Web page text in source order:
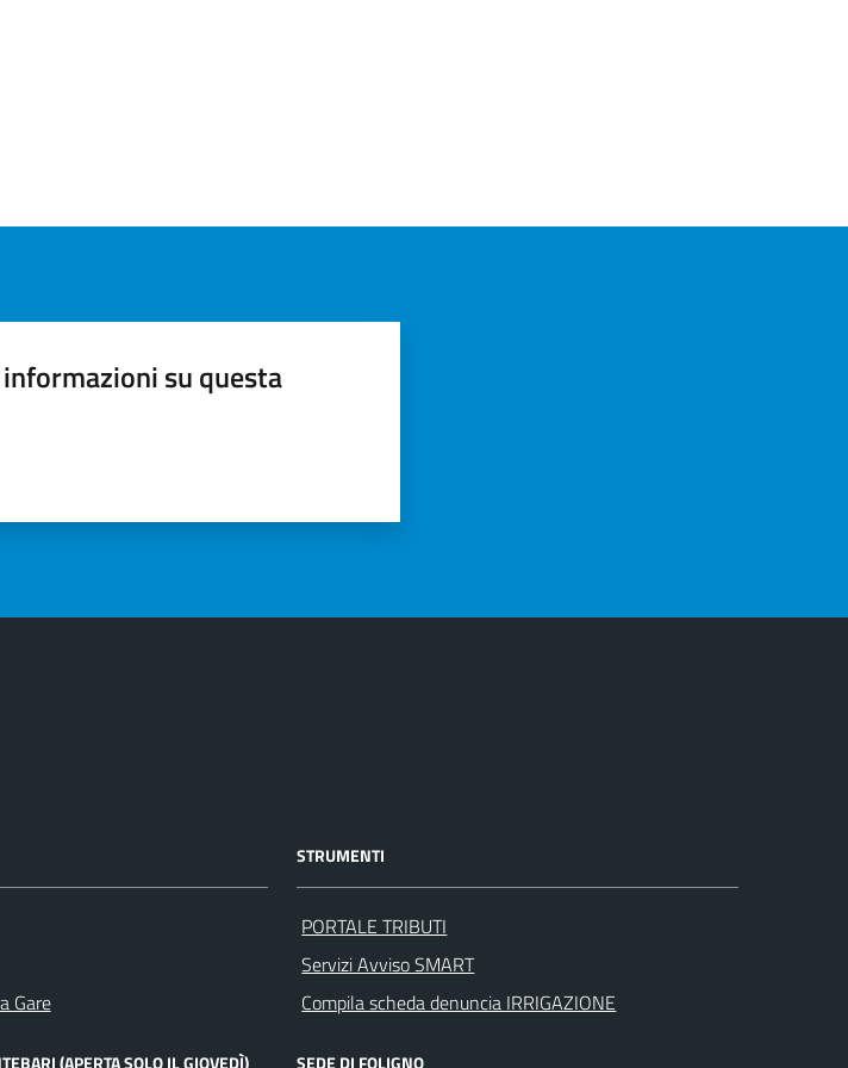
su questa
Gare
(APERTA SOLO IL GIOVEDÌ)
STRUMENTI
PORTALE TRIBUTI
Servizi Avviso SMART
Compila scheda denuncia IRRIGAZIONE
SEDE DI FOLIGNO